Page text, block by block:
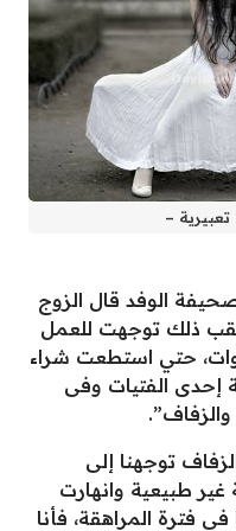
–
الوفد قال الزوج
ذلك توجهت للعمل
الخليج لمدة 10 سنوات، حتي استطعت شراء
الفتيات وفى
توجهنا إلى
طبيعية وانهارت
في فترة المراهقة، فأنا